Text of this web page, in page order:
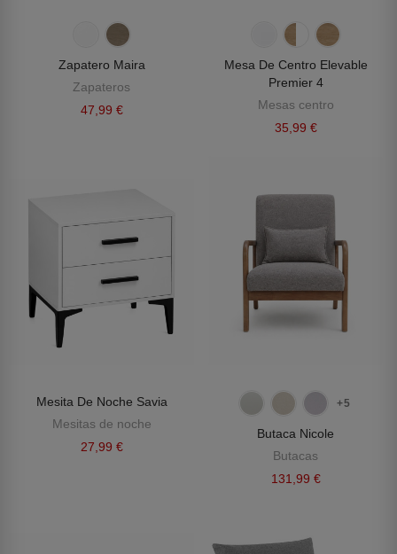
Zapatero Maira
Zapateros
47,99 €
Mesa De Centro Elevable
Premier 4
Mesas centro
35,99 €
Mesita De Noche Savia
Mesitas de noche
27,99 €
+5
Butaca Nicole
Butacas
131,99 €